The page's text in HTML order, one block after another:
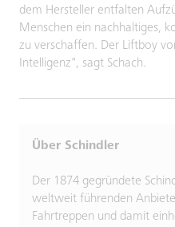
dem Hersteller entfalten
Menschen ein nachhaltiges,
zu verschaffen. Der Liftboy
Intelligenz", sagt Schach.
Über Schindler
Der 1874 gegründete
weltweit führenden
Fahrtreppen und damit